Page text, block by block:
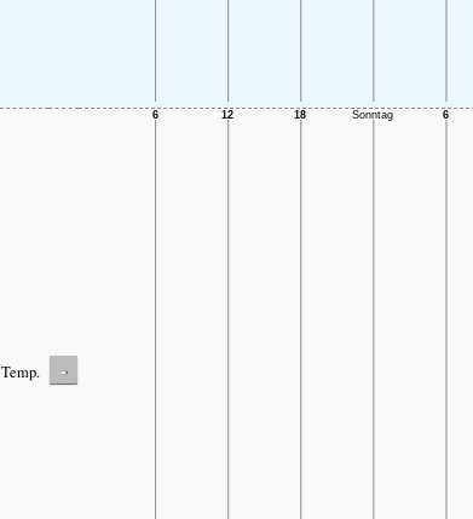
Temp. -